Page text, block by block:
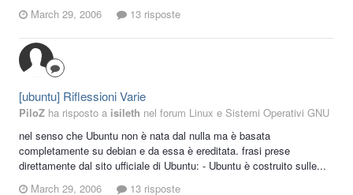
March 29, 2006
13 risposte
[ubuntu] Riflessioni Varie
PiloZ ha risposto a isileth nel forum Linux e Sistemi Operativi GNU
nel senso che Ubuntu non è nata dal nulla ma è basata
completamente su debian e da essa è ereditata. frasi prese
direttamente dal sito ufficiale di Ubuntu: - Ubuntu è costruito sulle...
March 29, 2006
13 risposte